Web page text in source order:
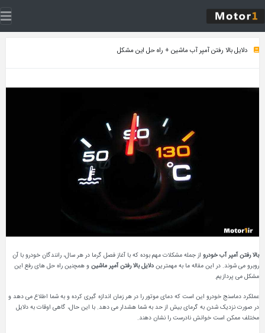
دلایل بالا رفتن آمپر آب ماشین + راه حل این مشکل
بالا رفتن آمپر آب خودرو از جمله مشکلات مهم بوده که با آغاز فصل گرما در هر سال، رانندگان خودرو با آن
روبرو می شوند. در این مقاله ما به مهمتریندلایل بالا رفتن آمپر ماشینو همچنین راه حل های رفع این
مشکلمی پردازیم.
عملکرد دماسنج خودرو این است که دمای موتور را در هر زمان اندازه گیری کرده و به شما اطلاع می دهد و
در صورت نزدیک شدن به گرمای بیش از حد به شما هشدار می دهد. با این حال، گاهی اوقات به دلایل
مختلف ممکن است خوانش نادرست را نشان دهند.